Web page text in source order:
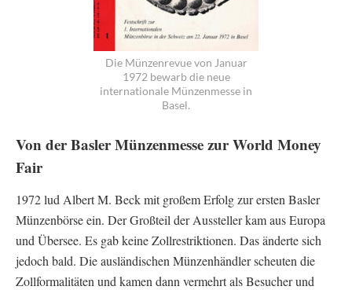
Die Münzenrevue von Januar
1972 bewarb die neue
internationale Münzenmesse in
Basel.
Von der Basler Münzenmesse zur World Money
Fair
1972 lud Albert M. Beck mit großem Erfolg zur ersten Basler
Münzenbörse ein. Der Großteil der Aussteller kam aus Europa
und Übersee. Es gab keine Zollrestriktionen. Das änderte sich
jedoch bald. Die ausländischen Münzenhändler scheuten die
Zollformalitäten und kamen dann vermehrt als Besucher und